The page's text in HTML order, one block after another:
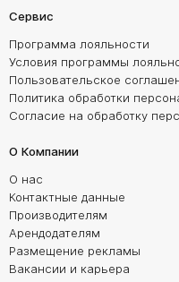
Сервис
Программа лояльности
Условия программы
Пользовательское
Политика обработки
Согласие на обработку
О Компании
О нас
Контактные данные
Производителям
Арендодателям
Размещение рекламы
Вакансии и карьера